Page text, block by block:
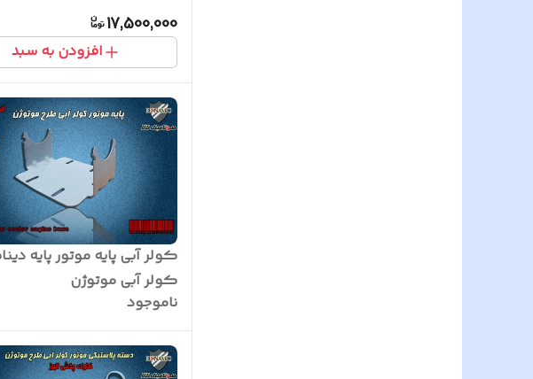
17,500,000
افزودن به سبد
کولر آبی پایه موتور پایه
کولر آبی موتوژن
ناموجود